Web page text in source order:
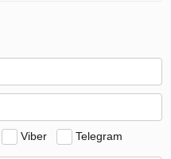
Viber Telegram